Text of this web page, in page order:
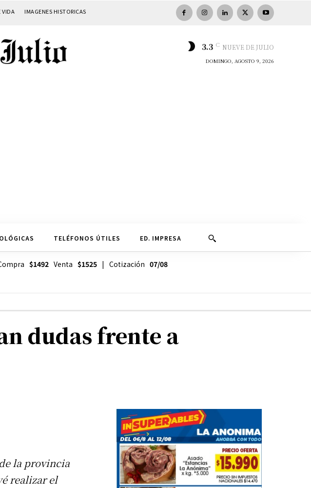
VIDA IMAGENES HISTORICAS
3.3 C NUEVE DE JULIO
DOMINGO, AGOSTO 9, 2026
TELÉFONOS ÚTILES ED. IMPRESA
$1492Venta $1525| Cotización 07/08
dudas frente a
la provincia
realizar el